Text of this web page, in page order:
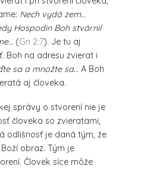
Nech vydá zem…
Hospodin Boh stvárnil
(Gn 2:7). Je tu aj
Boh na adresu zvierat i
sa a množte sa…A Boh
aj človeka.
správy o stvorení nie je
človeka so zvieratami,
odlišnosť je daná tým, že
obraz. Tým je
Človek síce môže